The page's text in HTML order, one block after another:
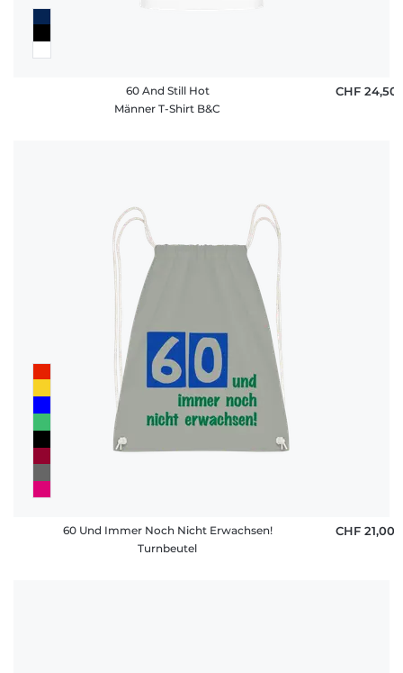
60 And Still Hot
Männer T-Shirt B&C
CHF 24,50
60 Und Immer Noch Nicht Erwachsen!
Turnbeutel
CHF 21,00